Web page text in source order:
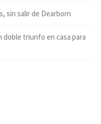
sin salir de Dearborn
doble triunfo en casa para